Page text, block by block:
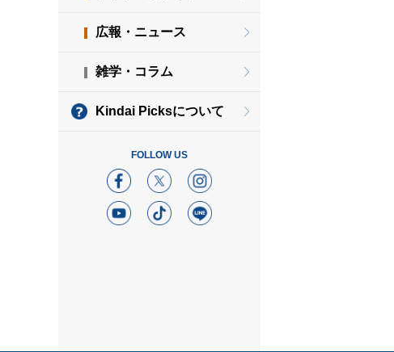
広報・ニュース
雑学・コラム
Kindai Picksについて
FOLLOW US